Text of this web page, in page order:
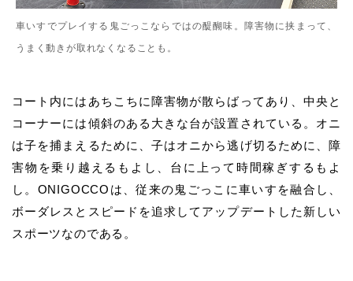
車いすでプレイする鬼ごっこならではの醍醐味。障害物に挟まって、
うまく動きが取れなくなることも。
コート内にはあちこちに障害物が散らばってあり、中央と
コーナーには傾斜のある大きな台が設置されている。オニ
は子を捕まえるために、子はオニから逃げ切るために、障
害物を乗り越えるもよし、台に上って時間稼ぎするもよ
し。ONIGOCCOは、従来の鬼ごっこに車いすを融合し、
ボーダレスとスピードを追求してアップデートした新しい
スポーツなのである。